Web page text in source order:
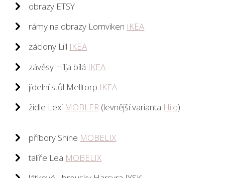
obrazy ETSY
rámy na obrazy Lomviken IKEA
záclony Lill IKEA
závěsy Hilja bílá IKEA
jídelní stůl Melltorp IKEA
židle Lexi MOBLER (levnější varianta Hilo)
příbory Shine MOBELIX
talíře Lea MOBELIX